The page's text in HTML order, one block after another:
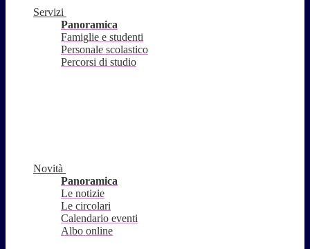
Servizi
Panoramica
Famiglie e studenti
Personale scolastico
Percorsi di studio
Novità
Panoramica
Le notizie
Le circolari
Calendario eventi
Albo online